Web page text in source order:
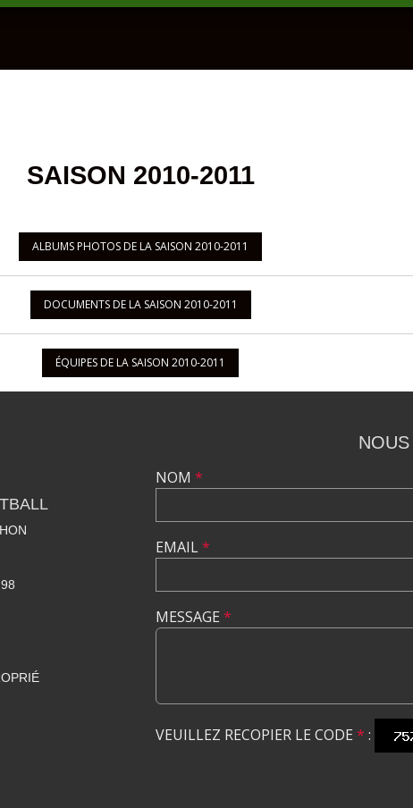
SAISON 2010-2011
ALBUMS PHOTOS DE LA SAISON 2010-2011
DOCUMENTS DE LA SAISON 2010-2011
ÉQUIPES DE LA SAISON 2010-2011
NOM *
EMAIL*
MESSAGE *
VEUILLEZ RECOPIER LE CODE * :